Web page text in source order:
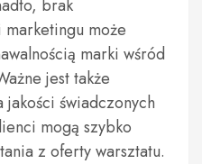
brak
może
marki wśród
jest także
świadczonych
mogą szybko
z oferty warsztatu.